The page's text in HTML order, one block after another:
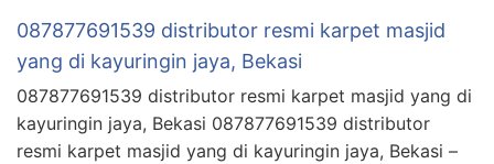
087877691539 distributor resmi karpet masjid
yang di kayuringin jaya, Bekasi
087877691539 distributor resmi karpet masjid yang di
kayuringin jaya, Bekasi 087877691539 distributor
resmi karpet masjid yang di kayuringin jaya, Bekasi –